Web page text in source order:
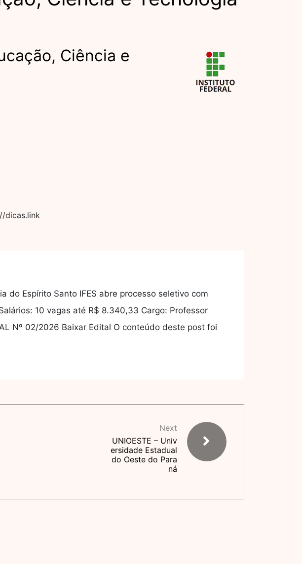
Ciência e
dicas.link
do Espírito Santo IFES abre processo seletivo com
10 vagas até R$ 8.340,33 Cargo: Professor
Nº 02/2026 Baixar Edital O conteúdo deste post foi
Next
UNIOESTE – Univ
ersidade Estadual
do Oeste do Para
ná